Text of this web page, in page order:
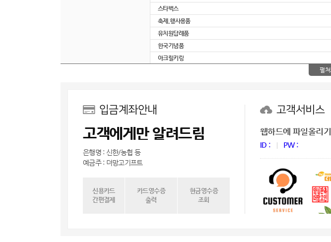
9 파우치
스타벅스
축제,행사용품
유치원답례품
한국기념품
아크릴키링
펼쳐
입금계좌안내
고객에게만 알려드림
은행명 : 신한/농협 등
예금주 : 더망고기프트
신용카드
간편결제
카드영수증
출력
현금영수증
조회
고객서비스
웹하드에 파일올리기
ID : PW :